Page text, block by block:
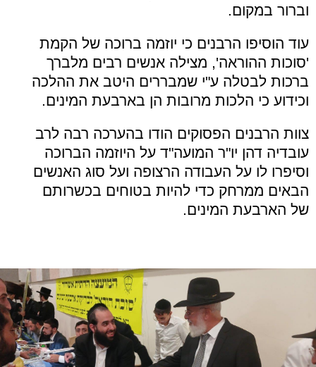
וברור במקום.
עוד הוסיפו הרבנים כי יוזמה ברוכה של הקמת
'סוכות ההוראה', מצילה אנשים רבים מלברך
ברכות לבטלה ע"י שמבררים היטב את ההלכה
וכידוע כי הלכות מרובות הן בארבעת המינים.
צוות הרבנים הפסוקים הודו בהערכה רבה לרב
עובדיה דהן יו"ר המועה"ד על היוזמה הברוכה
וסיפרו לו על העבודה הרצופה ועל סוג האנשים
הבאים ממרחק כדי להיות בטוחים בכשרותם
של הארבעת המינים.